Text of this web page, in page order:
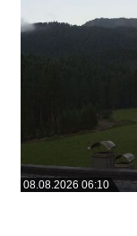
08.08.2026 06:10